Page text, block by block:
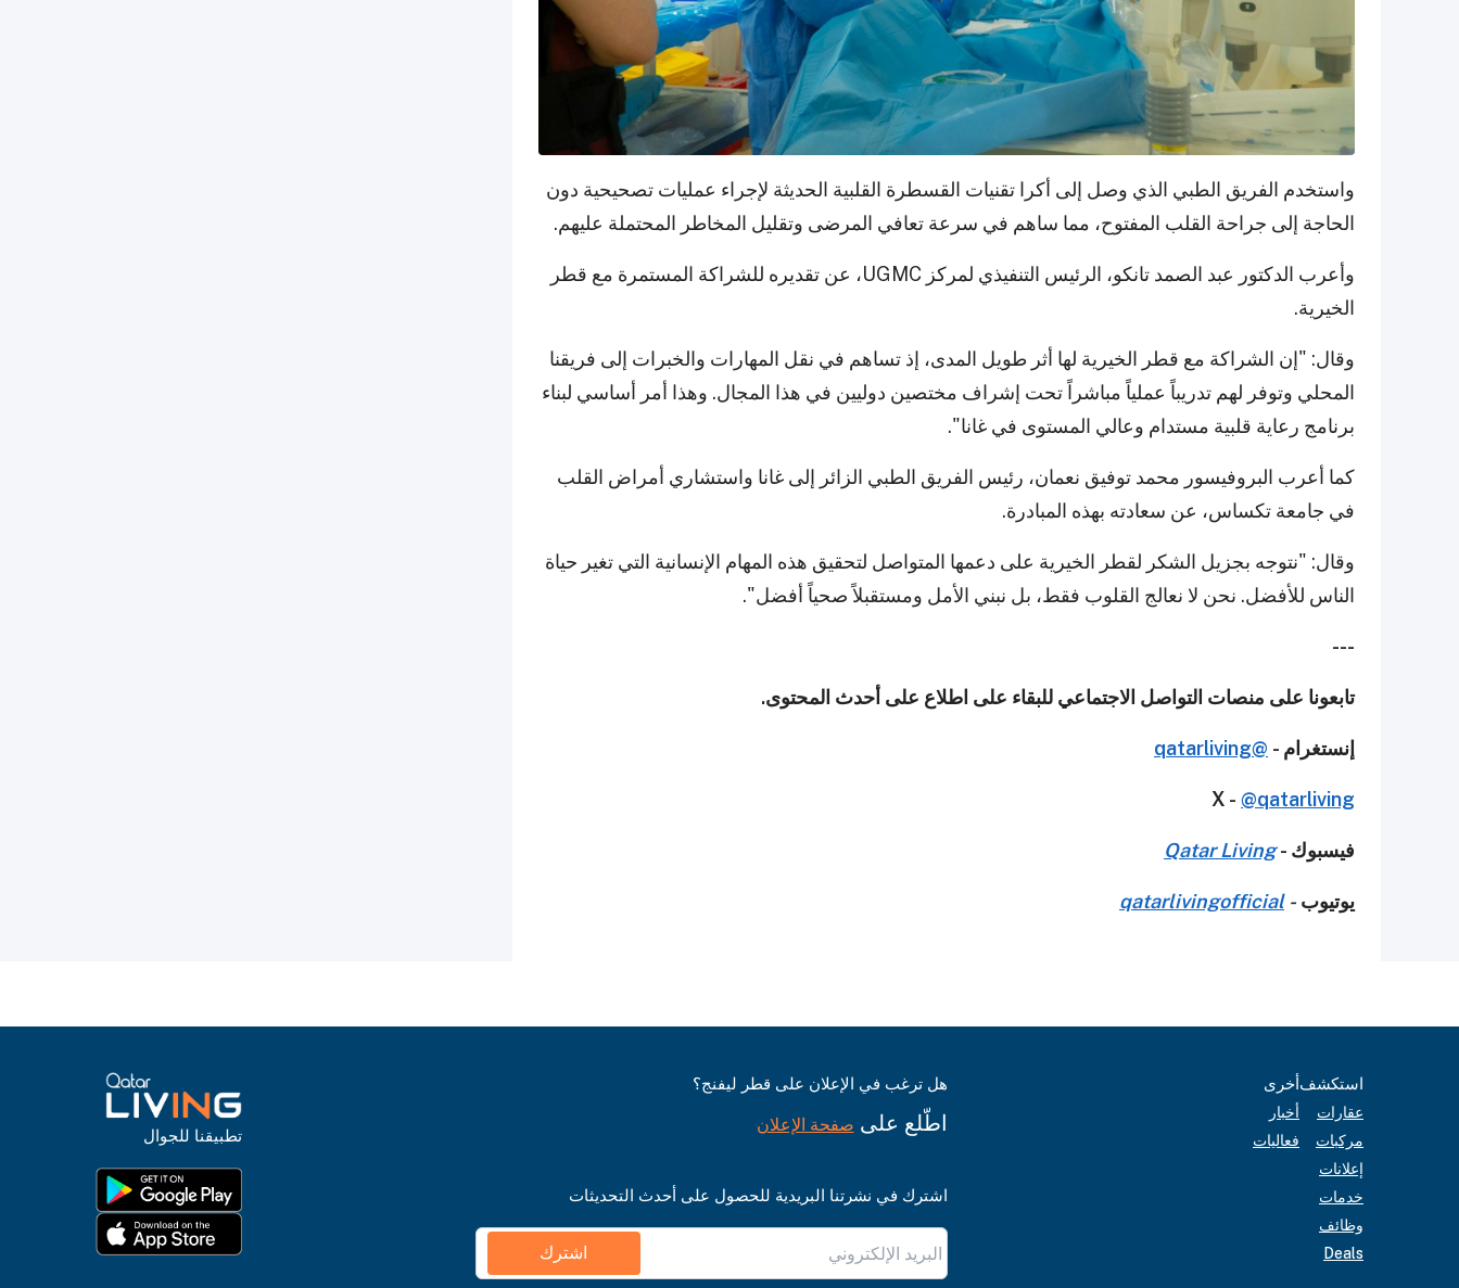
واستخدم الفريق الطبي الذي وصل إلى أكرا تقنيات القسطرة القلبية الحديثة لإجراء عمليات تصحيحية دون
الحاجة إلى جراحة القلب المفتوح، مما ساهم في سرعة تعافي المرضى وتقليل المخاطر المحتملة عليهم.
وأعرب الدكتور عبد الصمد تانكو، الرئيس التنفيذي لمركز UGMC، عن تقديره للشراكة المستمرة مع قطر
الخيرية.
وقال: "إن الشراكة مع قطر الخيرية لها أثر طويل المدى، إذ تساهم في نقل المهارات والخبرات إلى فريقنا
المحلي وتوفر لهم تدريباً عملياً مباشراً تحت إشراف مختصين دوليين في هذا المجال. وهذا أمر أساسي لبناء
برنامج رعاية قلبية مستدام وعالي المستوى في غانا".
كما أعرب البروفيسور محمد توفيق نعمان، رئيس الفريق الطبي الزائر إلى غانا واستشاري أمراض القلب
في جامعة تكساس، عن سعادته بهذه المبادرة.
وقال: "نتوجه بجزيل الشكر لقطر الخيرية على دعمها المتواصل لتحقيق هذه المهام الإنسانية التي تغير حياة
الناس للأفضل. نحن لا نعالج القلوب فقط، بل نبني الأمل ومستقبلاً صحياً أفضل".
---
تابعونا على منصات التواصل الاجتماعي للبقاء على اطلاع على أحدث المحتوى.
إنستغرام - @qatarliving
X - @qatarliving
فيسبوك -Qatar Living
يوتيوب -
qatarlivingofficial
استكشف
عقارات
مركبات
إعلانات
خدمات
وظائف
Deals
أخرى
أخبار
فعاليات
هل ترغب في الإعلان على قطر ليفنج؟
اطّلع على صفحة الإعلان
اشترك في نشرتنا البريدية للحصول على أحدث التحديثات
اشترك
تطبيقنا للجوال